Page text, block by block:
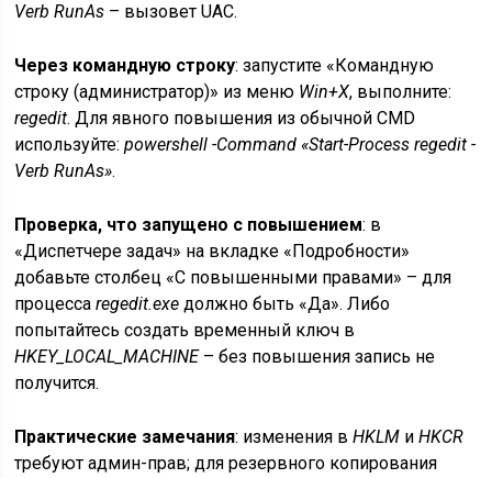
Verb RunAs – вызовет UAC.
Через командную строку: запустите «Командную
строку (администратор)» из меню Win+X, выполните:
regedit. Для явного повышения из обычной CMD
используйте:powershell -Command «Start-Process regedit -
Verb RunAs».
Проверка, что запущено с повышением: в
«Диспетчере задач» на вкладке «Подробности»
добавьте столбец «С повышенными правами» – для
процессаregedit.exe должно быть «Да». Либо
попытайтесь создать временный ключ в
HKEY_LOCAL_MACHINE– без повышения запись не
получится.
Практические замечания: изменения вHKLM иHKCR
требуют админ-прав; для резервного копирования